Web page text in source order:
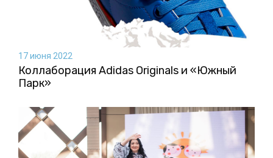
17 июня 2022
Коллаборация Аdidas Originals и «Южный
Парк»